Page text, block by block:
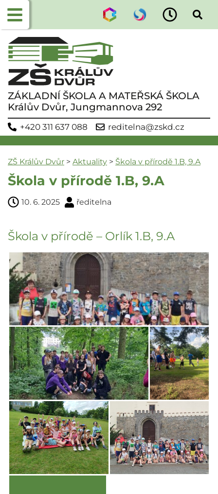
ZÁKLADNÍ ŠKOLA A MATEŘSKÁ ŠKOLA
Králův Dvůr, Jungmannova 292
+420 311 637 088 reditelna@zskd.cz
ZŠ Králův Dvůr > Aktuality > Škola v přírodě 1.B, 9.A
Škola v přírodě 1.B, 9.A
10. 6. 2025 ředitelna
Škola v přírodě – Orlík 1.B, 9.A